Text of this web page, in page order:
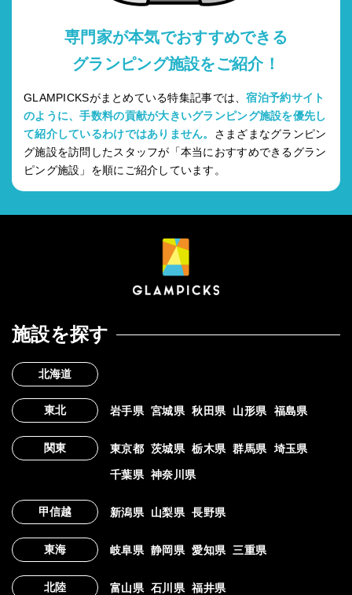
専門家が本気でおすすめできる
グランピング施設をご紹介！
GLAMPICKSがまとめている特集記事では、宿泊予約サイト
のように、手数料の貢献が大きいグランピング施設を優先し
て紹介しているわけではありません。 さまざまなグランピン
グ施設を訪問したスタッフが「本当におすすめできるグラン
ピング施設」を順にご紹介しています。
施設を探す
北海道
東北 岩手県 宮城県 秋田県 山形県 福島県
関東 東京都 茨城県 栃木県 群馬県 埼玉県
千葉県 神奈川県
甲信越 新潟県 山梨県 長野県
東海 岐阜県 静岡県 愛知県 三重県
北陸 富山県 石川県 福井県